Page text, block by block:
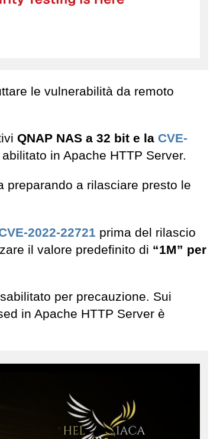
le vulnerabilità da remoto
QNAP NAS a 32 bit e la CVE-
in Apache HTTP Server.
preparando a rilasciare presto le
2022-22721 prima del rilascio
il valore predefinito di “1M” per
per precauzione. Sui
in Apache HTTP Server è